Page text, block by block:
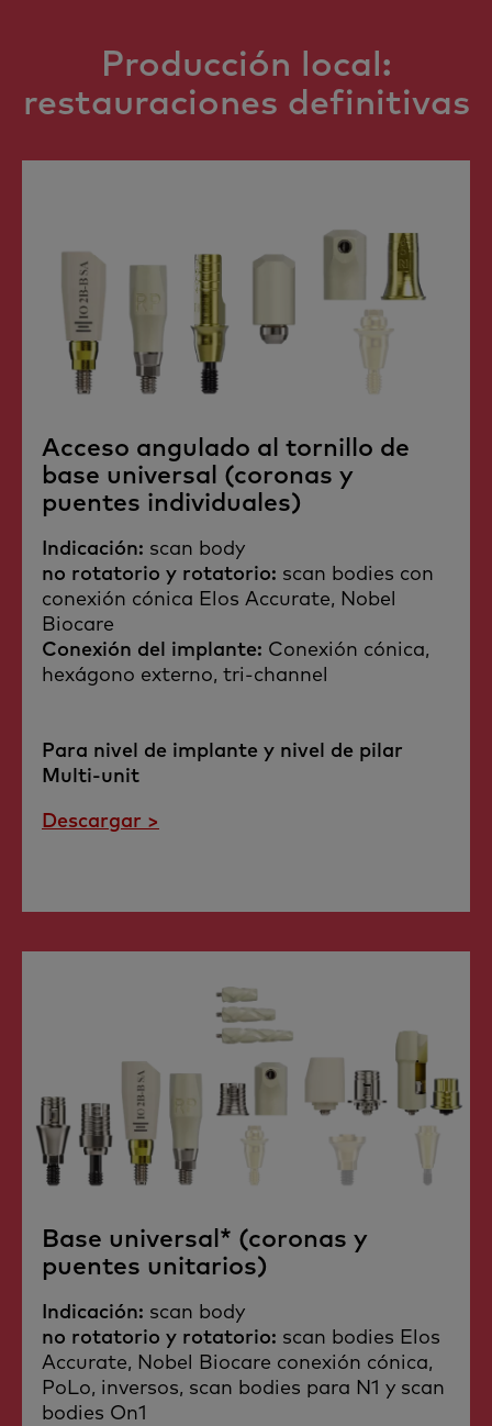
Producción local:
restauraciones definitivas
Acceso angulado al tornillo de
base universal (coronas y
puentes individuales)
Indicación: scan body
no rotatorio y rotatorio: scan bodies con
conexión cónica Elos Accurate, Nobel
Biocare
Conexión del implante: Conexión cónica,
hexágono externo, tri-channel
Para nivel de implante y nivel de pilar
Multi-unit
Descargar >
Base universal* (coronas y
puentes unitarios)
Indicación: scan body
no rotatorio y rotatorio: scan bodies Elos
Accurate, Nobel Biocare conexión cónica,
PoLo, inversos, scan bodies para N1 y scan
bodies On1